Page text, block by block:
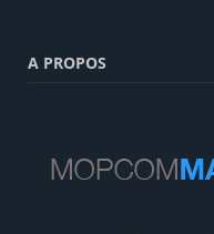
A PROPOS